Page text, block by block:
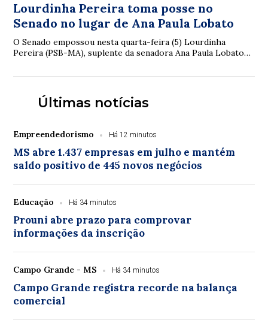
Lourdinha Pereira toma posse no
Senado no lugar de Ana Paula Lobato
O Senado empossou nesta quarta-feira (5) Lourdinha
Pereira (PSB-MA), suplente da senadora Ana Paula Lobato
Últimas notícias
Empreendedorismo Há 12 minutos
MS abre 1.437 empresas em julho e mantém
saldo positivo de 445 novos negócios
Educação Há 34 minutos
Prouni abre prazo para comprovar
informações da inscrição
Campo Grande - MS Há 34 minutos
Campo Grande registra recorde na balança
comercial